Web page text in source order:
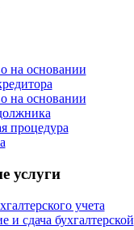
на основании
на основании
процедура
услуги
учета
и сдача бухгалтерской